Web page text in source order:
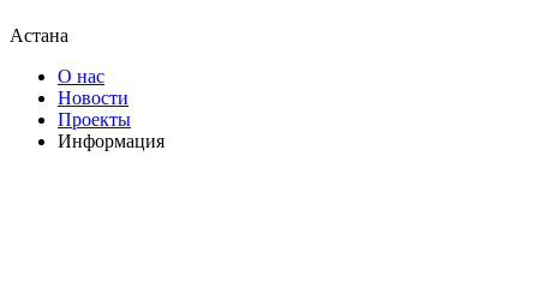
Астана
О нас
Новости
Проекты
Информация